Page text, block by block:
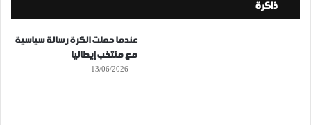
ذاكرة
عندما حملت الكرة رسالة سياسية
مع منتخب إيطاليا
13/06/2026